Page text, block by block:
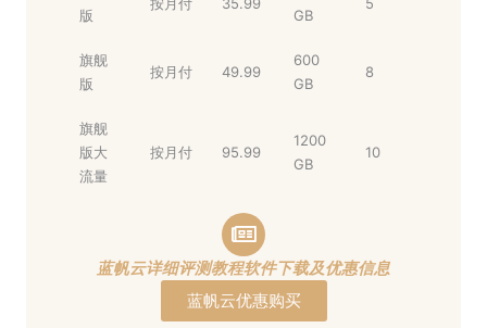
版
按月付 35.99
GB
5
旗舰
版
按月付 49.99
600
GB
8
旗舰
版大
流量
按月付 95.99
1200
GB
10
蓝帆云详细评测教程软件下载及优惠信息
蓝帆云优惠购买